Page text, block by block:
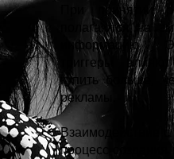
При принятии
полагаются на
информацию.
триггеры
купить больше,
рекламы.
Взаимодействие
процесс